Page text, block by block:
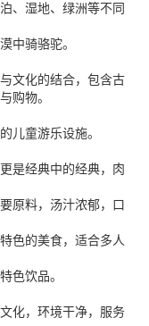
、湿地、绿洲等不同
中骑骆驼。
文化的结合，包含古
购物。
儿童游乐设施。
是经典中的经典，肉
原料，汤汁浓郁，口
色的美食，适合多人
色饮品。
化，环境干净，服务